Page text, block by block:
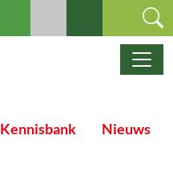
Kennisbank Nieuws